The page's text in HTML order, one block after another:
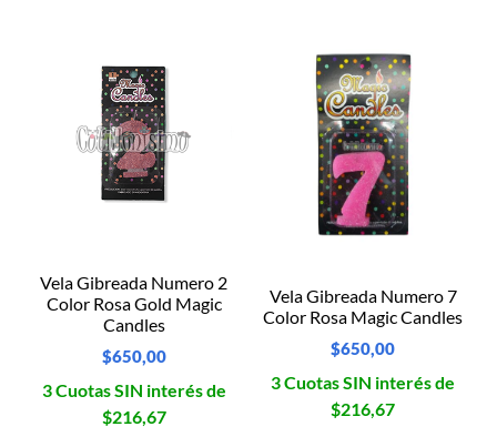
Vela Gibreada Numero 2
Color Rosa Gold Magic
Candles
$650,00
3 Cuotas SIN interés de
$216,67
Vela Gibreada Numero 7
Color Rosa Magic Candles
$650,00
3 Cuotas SIN interés de
$216,67